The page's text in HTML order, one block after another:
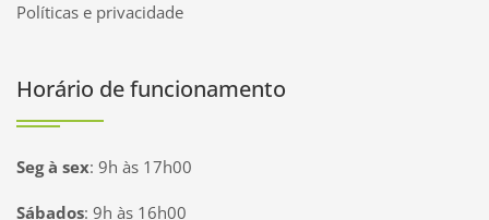
Políticas e privacidade
Horário de funcionamento
Seg à sex: 9h às 17h00
Sábados: 9h às 16h00